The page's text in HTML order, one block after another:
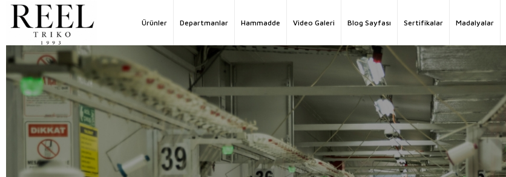
Ürünler Departmanlar Hammadde Video Galeri Blog Sayfası Sertifikalar Madalyalar